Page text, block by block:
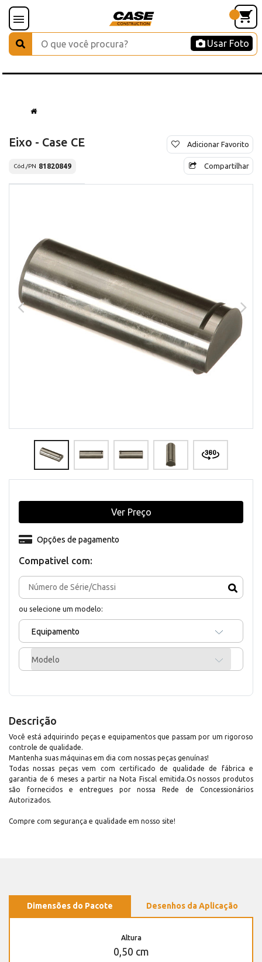
Usar Foto
Eixo - Case CE
Cód./PN 81820849
Adicionar Favorito
Compartilhar
Compativel com:
ou selecione um modelo:
Equipamento
Modelo
Opções de pagamento
Ver Preço
Descrição
Você está adquirindo peças e equipamentos que passam por um rigoroso
controle de qualidade.
Mantenha suas máquinas em dia com nossas peças genuínas!
Todas nossas peças vem com certificado de qualidade de fábrica e
garantia de 6 meses a partir na Nota Fiscal emitida.Os nossos produtos
são fornecidos e entregues por nossa Rede de Concessionários
Autorizados.
Compre com segurança e qualidade em nosso site!
Dimensões do Pacote Desenhos da Aplicação
Altura
0,50 cm